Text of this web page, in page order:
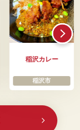
稲沢カレー
稲沢市